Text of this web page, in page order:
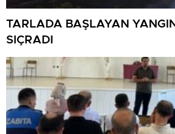
TARLADA BAŞLAYAN
SIÇRADI